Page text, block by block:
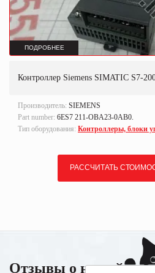
ПОДРОБНЕЕ
Контроллер Siemens SIMATIC S7-
Производитель: SIEMENS
Part number: 6ES7 211-OBA23-0AB0.
Тип оборудования: Контроллеры, блоки
РАССЧИТАТЬ
Отзывы о нашей